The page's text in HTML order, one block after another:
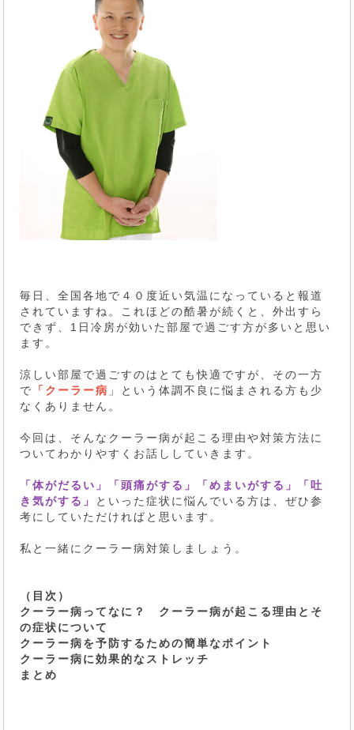
毎日、全国各地で４０度近い気温になっていると報道
されていますね。これほどの酷暑が続くと、外出すら
できず、1日冷房が効いた部屋で過ごす方が多いと思い
ます。
涼しい部屋で過ごすのはとても快適ですが、その一方
で
「クーラー病 」という体調不良に悩まされる方も少
なくありません。
今回は、そんなクーラー病が起こる理由や対策方法に
ついてわかりやすくお話ししていきます。
「体がだるい」「頭痛がする」「めまいがする」「吐
き気がする」 といった症状に悩んでいる方は、ぜひ参
考にしていただければと思います。
私と一緒にクーラー病対策しましょう。
（目次）
クーラー病ってなに？ クーラー病が起こる理由とそ
の症状について
クーラー病を予防するための簡単なポイント
クーラー病に効果的なストレッチ
まとめ